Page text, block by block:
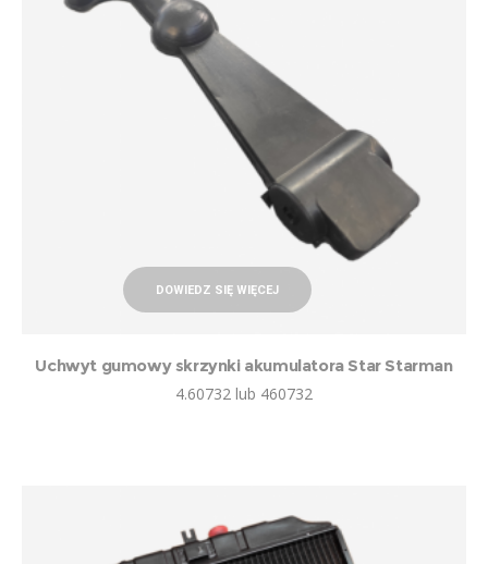
DOWIEDZ SIĘ WIĘCEJ
Uchwyt gumowy skrzynki akumulatora Star Starman
4.60732 lub 460732